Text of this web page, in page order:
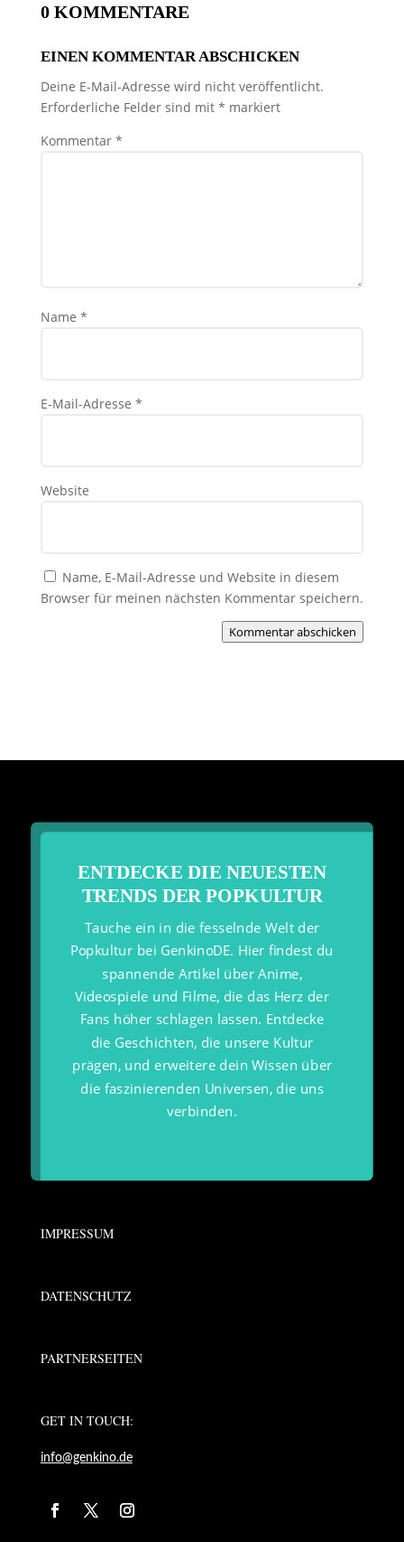
0 KOMMENTARE
EINEN KOMMENTAR ABSCHICKEN
Deine E-Mail-Adresse wird nicht veröffentlicht.
Erforderliche Felder sind mit * markiert
Kommentar *
Name *
E-Mail-Adresse *
Website
Name, E-Mail-Adresse und Website in diesem
Browser für meinen nächsten Kommentar speichern.
Kommentar abschicken
ENTDECKE DIE NEUESTEN
TRENDS DER POPKULTUR
Tauche ein in die fesselnde Welt der
Popkultur bei GenkinoDE. Hier findest du
spannende Artikel über Anime,
Videospiele und Filme, die das Herz der
Fans höher schlagen lassen. Entdecke
die Geschichten, die unsere Kultur
prägen, und erweitere dein Wissen über
die faszinierenden Universen, die uns
verbinden.
IMPRESSUM
DATENSCHUTZ
PARTNERSEITEN
GET IN TOUCH:
info@genkino.de